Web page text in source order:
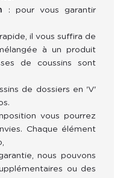
: pour vous garantir
il vous suffira de
à un produit
de coussins sont
de dossiers en 'V'
vous pourrez
Chaque élément
nous pouvons
ou des